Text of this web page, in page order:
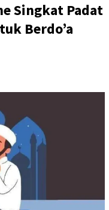
Singkat Padat
Berdo’a